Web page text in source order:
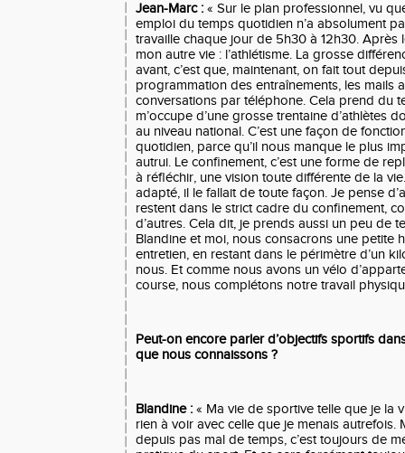
Jean-Marc : « Sur le plan professionnel, vu
emploi du temps quotidien n’a absolument
travaille chaque jour de 5h30 à 12h30. Après
mon autre vie : l’athlétisme. La grosse
avant, c’est que, maintenant, on fait tout
programmation des entraînements, les mails
conversations par téléphone. Cela prend du
m’occupe d’une grosse trentaine d’athlètes
au niveau national. C’est une façon de
quotidien, parce qu’il nous manque le plus
autrui. Le confinement, c’est une forme de
à réfléchir, une vision toute différente de la
adapté, il le fallait de toute façon. Je pense
restent dans le strict cadre du confinement,
d’autres. Cela dit, je prends aussi un peu de
Blandine et moi, nous consacrons une petite
entretien, en restant dans le périmètre d’un
nous. Et comme nous avons un vélo
course, nous complétons notre travail
Peut-on encore parler d’objectifs sportifs
que nous connaissons ?
Blandine : « Ma vie de sportive telle que je la
rien à voir avec celle que je menais autrefois.
depuis pas mal de temps, c’est toujours de